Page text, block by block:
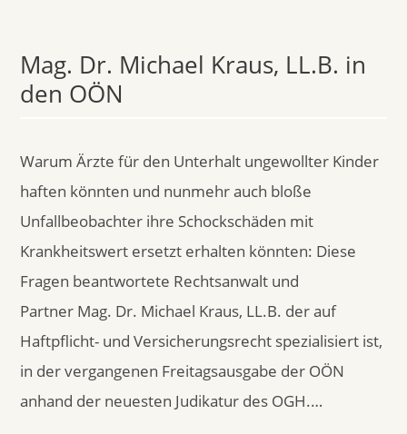
Mag. Dr. Michael Kraus, LL.B. in
den OÖN
Warum Ärzte für den Unterhalt ungewollter Kinder
haften könnten und nunmehr auch bloße
Unfallbeobachter ihre Schockschäden mit
Krankheitswert ersetzt erhalten könnten: Diese
Fragen beantwortete Rechtsanwalt und
Partner Mag. Dr. Michael Kraus, LL.B. der auf
Haftpflicht- und Versicherungsrecht spezialisiert ist,
in der vergangenen Freitagsausgabe der OÖN
anhand der neuesten Judikatur des OGH.…